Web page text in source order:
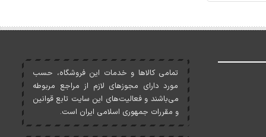
تمامی کالاها و خدمات اين فروشگاه، حسب
مورد دارای مجوزهای لازم از مراجع مربوطه
می‌باشند و فعاليت‌های اين سايت تابع قوانين
و مقررات جمهوری اسلامی ايران است.